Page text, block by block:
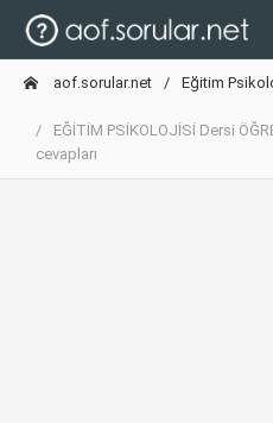
aof.sorular.net Eğitim
EĞİTİM PSİKOLOJİSİ Dersi
cevapları